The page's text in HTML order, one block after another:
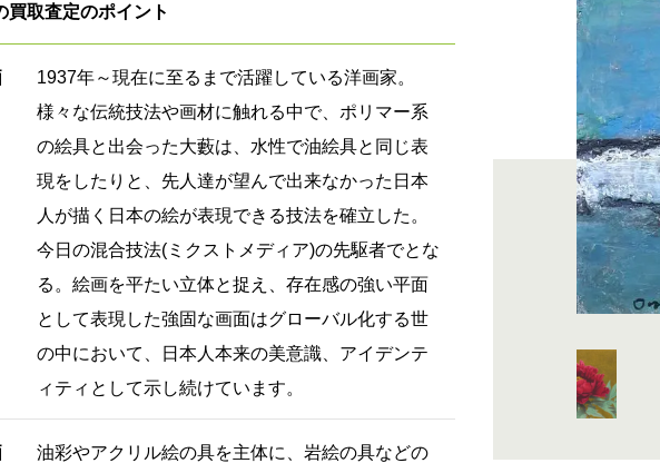
買取査定のポイント
1937年～現在に至るまで活躍している洋画家。
様々な伝統技法や画材に触れる中で、ポリマー系
の絵具と出会った大藪は、水性で油絵具と同じ表
現をしたりと、先人達が望んで出来なかった日本
人が描く日本の絵が表現できる技法を確立した。
今日の混合技法(ミクストメディア)の先駆者でとな
る。絵画を平たい立体と捉え、存在感の強い平面
として表現した強固な画面はグローバル化する世
の中において、日本人本来の美意識、アイデンテ
ィティとして示し続けています。
油彩やアクリル絵の具を主体に、岩絵の具などの